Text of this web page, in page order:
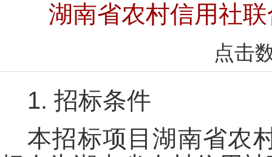
湖南省农村信用社
点击
1. 招标条件
本招标项目湖南省农